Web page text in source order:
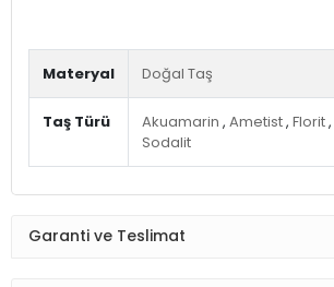
Materyal Doğal Taş
Taş Türü Akuamarin , Ametist, Florit,
Sodalit
Garanti ve Teslimat